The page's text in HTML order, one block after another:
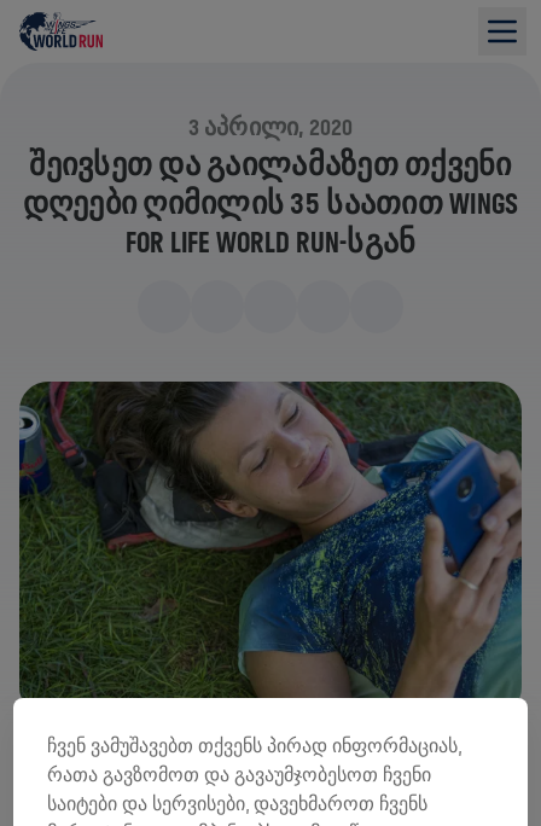
3 ᲐᲞᲠᲘᲚᲘ, 2020
ᲨᲔᲘᲕᲡᲔᲗ ᲓᲐ ᲒᲐᲘᲚᲐᲛᲐᲖᲔᲗ ᲗᲥᲕᲔᲜᲘ
ᲓᲦᲔᲔᲑᲘ ᲦᲘᲛᲘᲚᲘᲡ 35 ᲡᲐᲐᲗᲘᲗ WINGS
FOR LIFE WORLD RUN-ᲡᲒᲐᲜ
დღეს-დღეობით ბევრი ჩვენგანი სახლში უჩვეულოდ
ჩვენ ვამუშავებთ თქვენს პირად ინფორმაციას,
რათა გავზომოთ და გავაუმჯობესოთ ჩვენი
საიტები და სერვისები, დავეხმაროთ ჩვენს